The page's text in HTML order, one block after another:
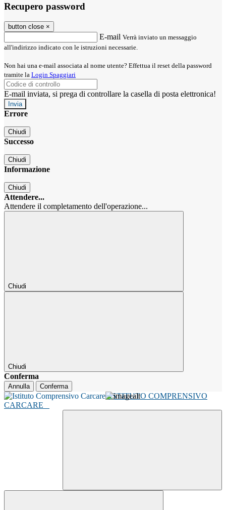
Recupero password
button close ×
E-mail Verrà inviato un messaggio
all'indirizzo indicato con le istruzioni necessarie.
Non hai una e-mail associata al nome utente? Effettua il reset della password
tramite la Login Spaggiari
E-mail inviata, si prega di controllare la casella di posta elettronica!
Errore
Chiudi
Successo
Chiudi
Informazione
Chiudi
Attendere...
Attendere il completamento dell'operazione...
Chiudi
Chiudi
Conferma
Annulla Conferma
ISTITUTO COMPRENSIVO
CARCARE